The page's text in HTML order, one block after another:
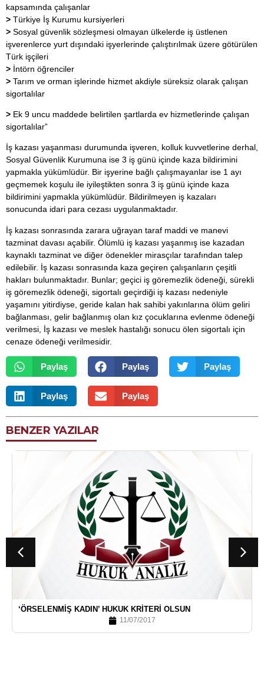
kapsamında çalışanlar
> Türkiye İş Kurumu kursiyerleri
> Sosyal güvenlik sözleşmesi olmayan ülkelerde iş üstlenen
işverenlerce yurt dışındaki işyerlerinde çalıştırılmak üzere götürülen
Türk işçileri
> İntörn öğrenciler
> Tarım ve orman işlerinde hizmet akdiyle süreksiz olarak çalışan
sigortalılar
> Ek 9 uncu maddede belirtilen şartlarda ev hizmetlerinde çalışan
sigortalılar”
İş kazası yaşanması durumunda işveren, kolluk kuvvetlerine derhal,
Sosyal Güvenlik Kurumuna ise 3 iş günü içinde kaza bildirimini
yapmakla yükümlüdür. Bir işyerine bağlı çalışmayanlar ise 1 ayı
geçmemek koşulu ile iyileştikten sonra 3 iş günü içinde kaza
bildirimini yapmakla yükümlüdür. Bildirilmeyen iş kazaları
sonucunda idari para cezası uygulanmaktadır.
İş kazası sonrasında zarara uğrayan taraf maddi ve manevi
tazminat davası açabilir. Ölümlü iş kazası yaşanmış ise kazadan
kaynaklı tazminat ve diğer ödenekler mirasçılar tarafından talep
edilebilir. İş kazası sonrasında kaza geçiren çalışanların çeşitli
hakları bulunmaktadır. Bunlar; geçici iş göremezlik ödeneği, sürekli
iş göremezlik ödeneği, sigortalı geçirdiği iş kazası nedeniyle
yaşamını yitirdiyse, geride kalan hak sahibi yakınlarına ölüm geliri
bağlanması, gelir bağlanmış olan kız çocuklarına evlenme ödeneği
verilmesi, İş kazası ve meslek hastalığı sonucu ölen sigortalı için
cenaze ödeneği verilmesidir.
Paylaş Paylaş Paylaş
Paylaş Paylaş
BENZER YAZILAR
‘ÖRSELENMIŞ KADIN’ HUKUK KRITERI OLSUN
11/07/2017